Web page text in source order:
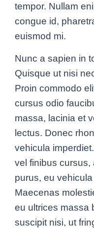
tempor. Nullam
congue id,
euismod mi.
Nunc a sapien in
Quisque ut nisi
Proin commodo
cursus odio
massa, lacinia et
lectus. Donec
vehicula
vel finibus
purus, eu
Maecenas
eu ultrices massa
suscipit nisi, ut